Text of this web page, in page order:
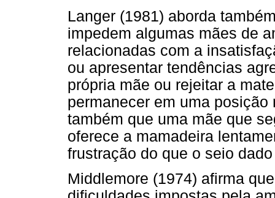
Langer (1981) aborda
impedem algumas mães de
relacionadas com a
ou apresentar tendências
própria mãe ou rejeitar a
permanecer em uma
também que uma mãe que
oferece a mamadeira
frustração do que o seio
Middlemore (1974) afirma